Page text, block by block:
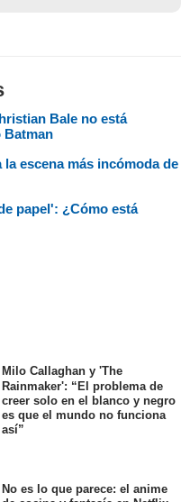
Bale no está
Batman
escena más incómoda de
papel': ¿Cómo está
Milo Callaghan y 'The
Rainmaker': “El problema de
creer solo en el blanco y negro
es que el mundo no funciona
así”
No es lo que parece: el anime